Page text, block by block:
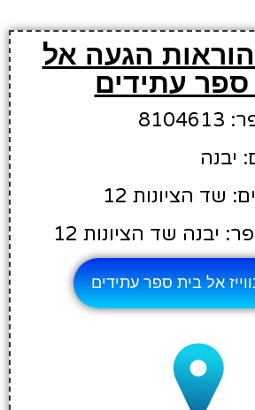
הגעה אל
עתידים
יבנה
שד הציונות 12
יבנה שד הציונות 12
אל בית ספר עתידים